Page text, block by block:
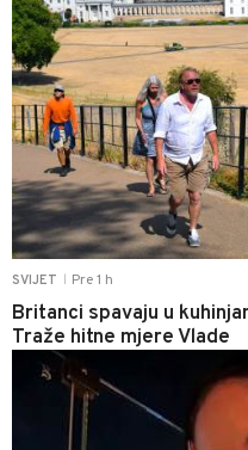
SVIJET Pre 1 h
Britanci spavaju u
Traže hitne mjere Vlade